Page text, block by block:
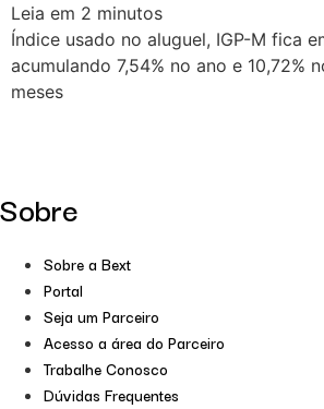
Leia em 2 minutos
Índice usado no aluguel, IGP-M fica
acumulando 7,54% no ano e 10,72%
meses
Sobre
Sobre a Bext
Portal
Seja um Parceiro
Acesso a área do Parceiro
Trabalhe Conosco
Dúvidas Frequentes